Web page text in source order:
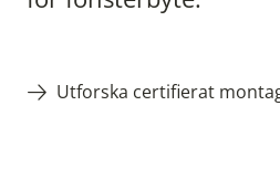
Utforska certifierat